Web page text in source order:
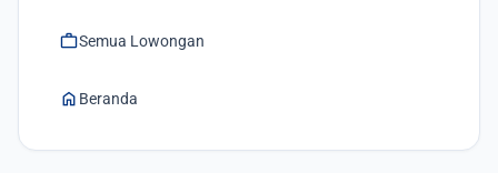
workSemua Lowongan
home Beranda